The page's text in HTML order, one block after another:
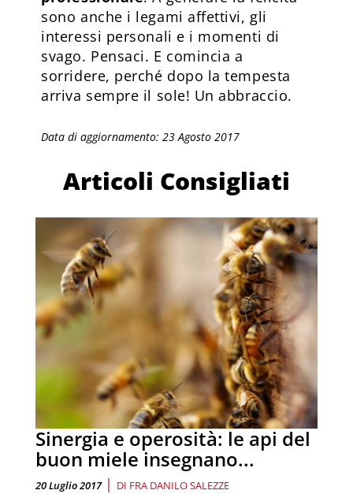
sono anche i legami affettivi, gli
interessi personali e i momenti di
svago. Pensaci. E comincia a
sorridere, perché dopo la tempesta
arriva sempre il sole! Un abbraccio.
Data di aggiornamento: 23 Agosto 2017
Articoli Consigliati
Sinergia e operosità: le api del
buon miele insegnano...
20 Luglio 2017 | DI FRA DANILO SALEZZE